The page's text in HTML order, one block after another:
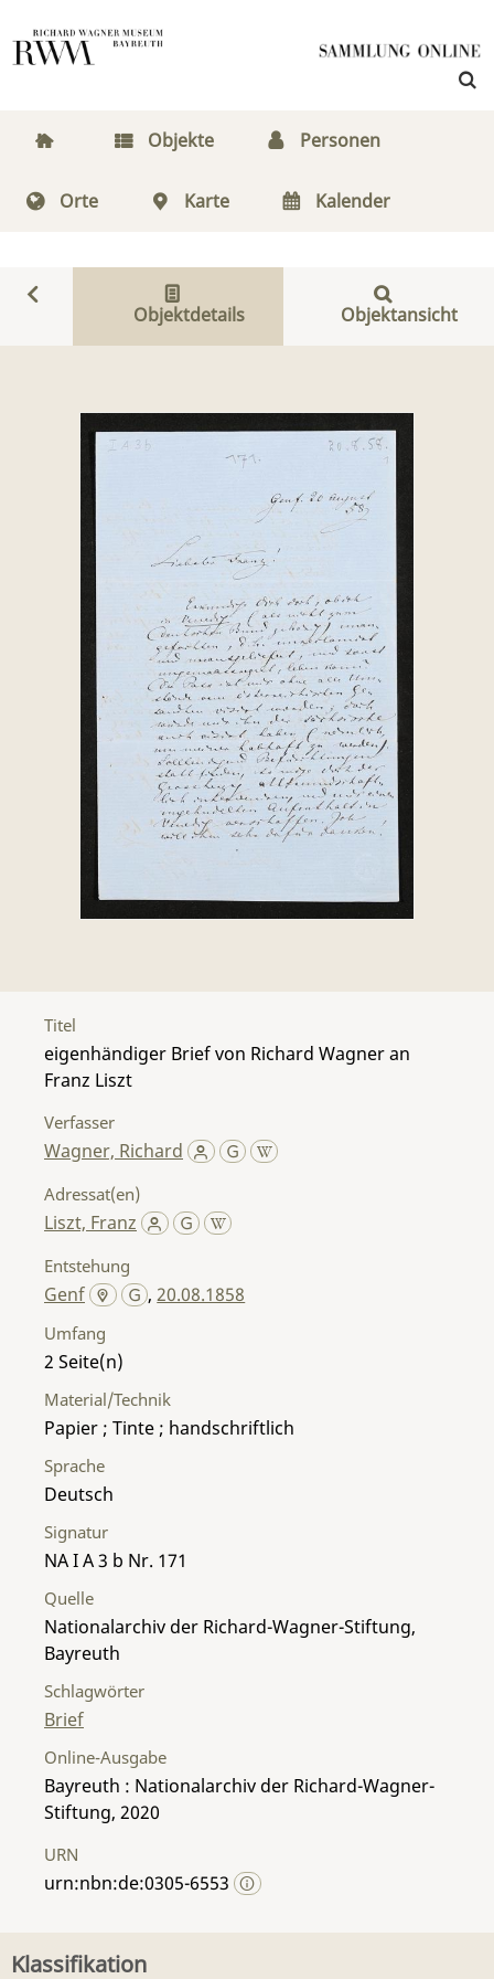
Objekte Personen
Orte Karte Kalender
Objektdetails Objektansicht
Titel
eigenhändiger Brief von Richard Wagner an
Franz Liszt
Verfasser
Wagner, Richard
Adressat(en)
Liszt, Franz
Entstehung
Genf ,20.08.1858
Umfang
2
Material/Technik
Papier ; Tinte ; handschriftlich
Sprache
Deutsch
Signatur
NA I A 3 b Nr. 171
Quelle
Nationalarchiv der Richard-Wagner-Stiftung,
Bayreuth
Schlagwörter
Brief
Online-Ausgabe
Bayreuth : Nationalarchiv der Richard-Wagner-
Stiftung, 2020
URN
urn:nbn:de:0305-6553
Klassifikation